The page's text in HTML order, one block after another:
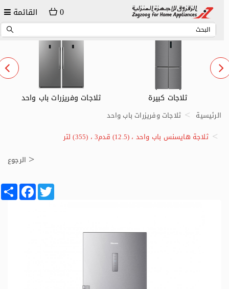
القائمة 0
ثلاجات وفريزرات باب واحد ثلاجات صغيرة
الرئيسية
ثلاجات وفريزرات باب واحد
ثلاجة هايسنس باب واحد ، (12.5) قدم3 ، (355) لتر
الرجوع
Share
FacebookTwitter